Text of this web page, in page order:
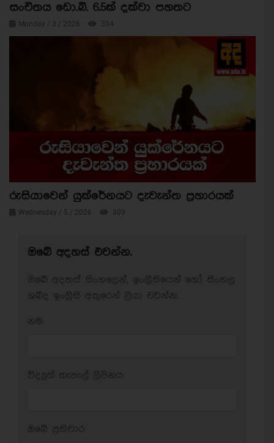
සංචිතය ඩො.බි. 6.5ක් දක්වා පහතට
Monday / 3 / 2026 334
රුසියාවෙන් යුක්රේනයට දැවැන්ත ප්‍රහාරයක්
Wednesday / 5 / 2026 309
ඔබේ අදහස් එවන්න.